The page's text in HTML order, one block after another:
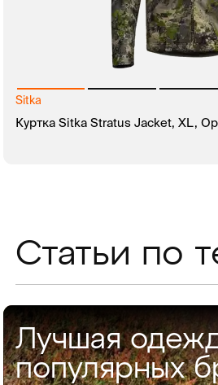
Sitka
Куртка Sitka Stratus Jacket, XL,
руб.
руб.
Статьи по
Лучшая
популярных